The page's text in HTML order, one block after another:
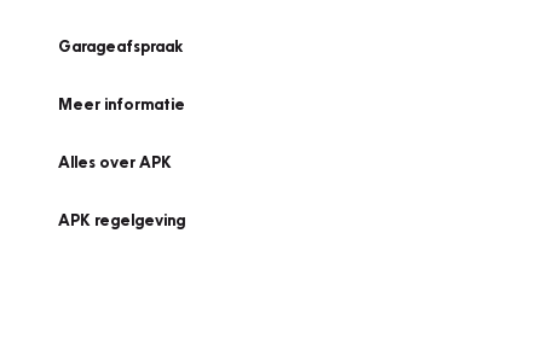
Garageafspraak
Meer informatie
Alles over APK
APK regelgeving